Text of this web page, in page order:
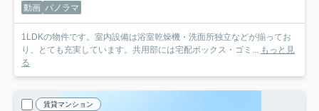
動画 パノラマ
1LDKの物件です。室内設備は浴室乾燥機・洗面所独立などが揃ってお
り、とても充実しています。共用部には宅配ボックス・ゴミ...
もっと見
る
賃貸マンション